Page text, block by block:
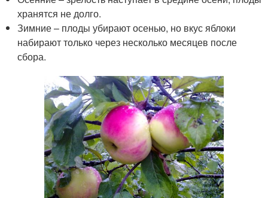
хранятся не долго.
Зимние – плоды убирают осенью, но вкус яблоки
набирают только через несколько месяцев после
сбора.